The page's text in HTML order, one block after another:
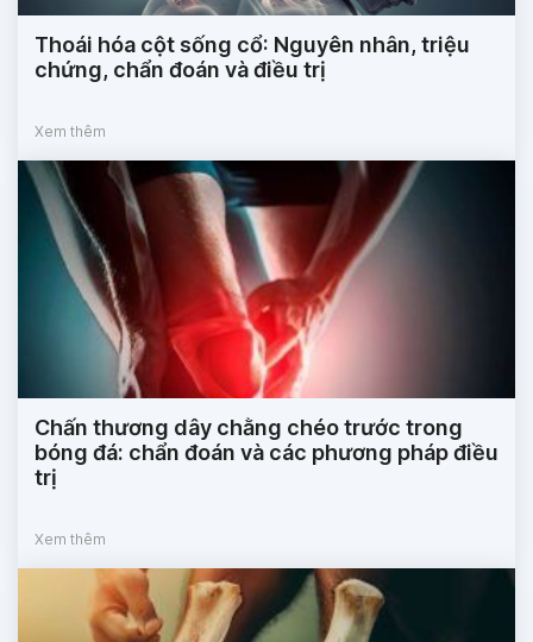
Thoái hóa cột sống cổ: Nguyên nhân, triệu
chứng, chẩn đoán và điều trị
Xem thêm
Chấn thương dây chằng chéo trước trong
bóng đá: chẩn đoán và các phương pháp điều
trị
Xem thêm